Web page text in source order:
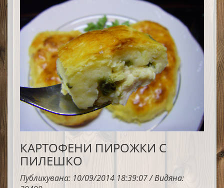
КАРТОФЕНИ ПИРОЖКИ С
ПИЛЕШКО
Публикувана: 10/09/2014 18:39:07 / Видяна: